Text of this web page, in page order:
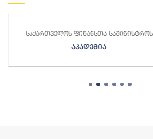
საქართველოს ფინანსთა სამინისტროს
აკადემია